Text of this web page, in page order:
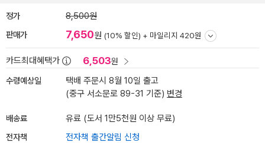
정가 8,500원
판매가 7,650원 (10% 할인) + 마일리지 420원
카드최대혜택가 6,503원
수령예상일
택배 주문시 8월 10일 출고
(중구 서소문로 89-31 기준) 변경
배송료 유료 (도서 1만5천원 이상 무료)
전자책 전자책 출간알림 신청